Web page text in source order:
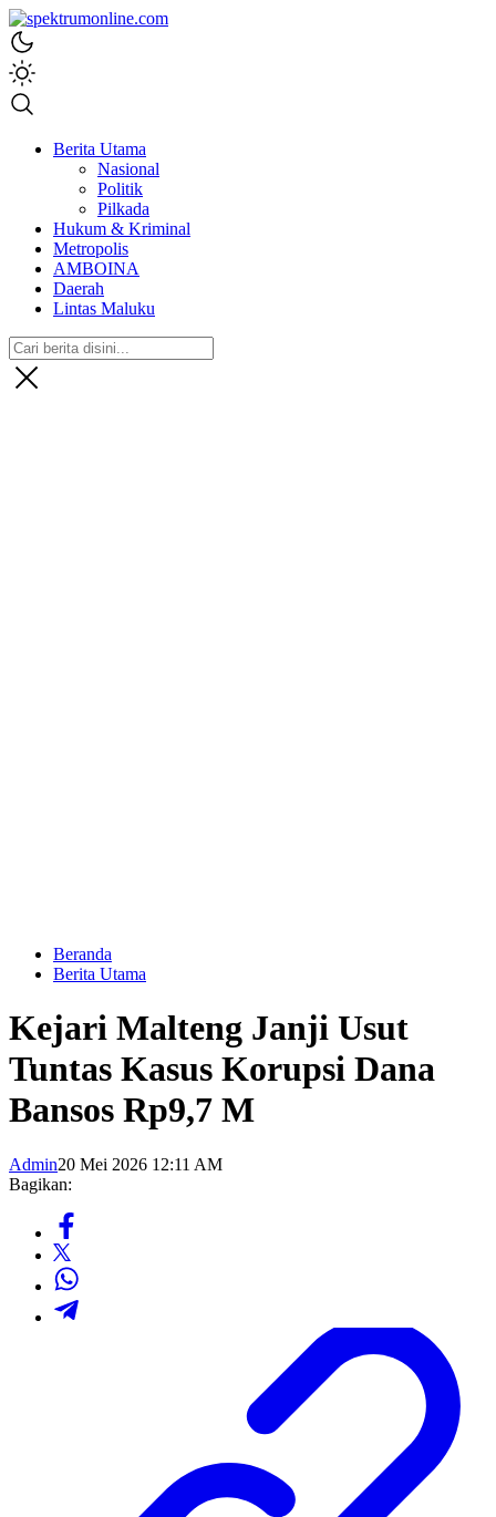
spektrumonline.com
Berita Utama
Nasional
Politik
Pilkada
Hukum & Kriminal
Metropolis
AMBOINA
Daerah
Lintas Maluku
Beranda
Berita Utama
Kejari Malteng Janji Usut
Tuntas Kasus Korupsi Dana
Bansos Rp9,7 M
Admin20 Mei 2026 12:11 AM
Bagikan: